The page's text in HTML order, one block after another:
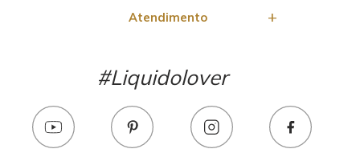
Atendimento
#Liquidolover